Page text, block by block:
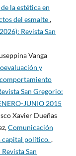
la estética en
del esmalte,
Revista San
Vanga
y
San Gregorio:
JUNIO 2015
Xavier Dueñas
Comunicación
capital político.,
San